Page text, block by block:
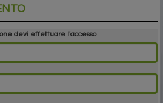
devi effettuare l'accesso